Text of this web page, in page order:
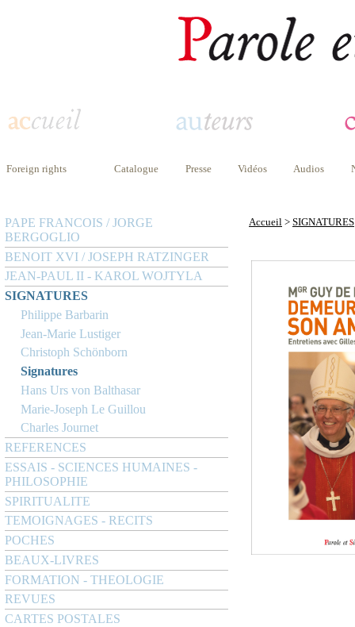
Foreign rights Catalogue Presse Vidéos Audios
PAPE FRANCOIS / JORGE
BERGOGLIO
BENOIT XVI / JOSEPH RATZINGER
JEAN-PAUL II - KAROL WOJTYLA
SIGNATURES
Philippe Barbarin
Jean-Marie Lustiger
Christoph Schönborn
Signatures
Hans Urs von Balthasar
Marie-Joseph Le Guillou
Charles Journet
REFERENCES
ESSAIS - SCIENCES HUMAINES -
PHILOSOPHIE
SPIRITUALITE
TEMOIGNAGES - RECITS
POCHES
BEAUX-LIVRES
FORMATION - THEOLOGIE
REVUES
CARTES POSTALES
Accueil > SIGNATURES